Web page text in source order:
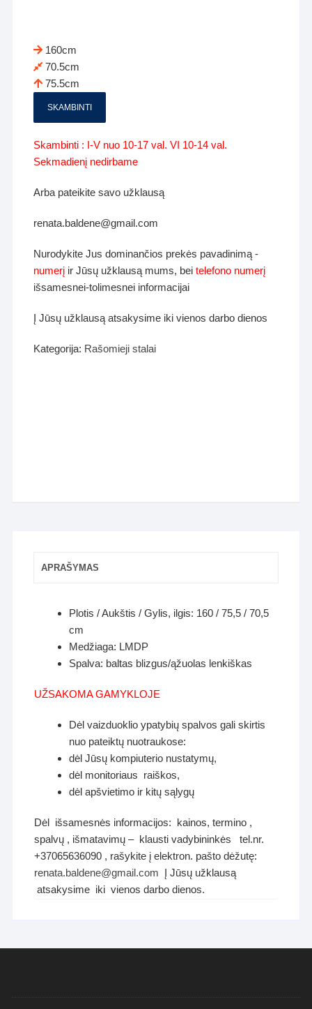
160cm
70.5cm
75.5cm
SKAMBINTI
Skambinti : I-V nuo 10-17 val. VI 10-14 val.
Sekmadienį nedirbame
Arba pateikite savo užklausą
renata.baldene@gmail.com
Nurodykite Jus dominančios prekės pavadinimą -
numerį ir Jūsų užklausą mums, beitelefono numerį
išsamesnei-tolimesnei informacijai
Į Jūsų užklausą atsakysime iki vienos darbo dienos
Kategorija: Rašomieji stalai
APRAŠYMAS
Plotis / Aukštis / Gylis, ilgis: 160 / 75,5 / 70,5
cm
Medžiaga: LMDP
Spalva: baltas blizgus/ąžuolas lenkiškas
UŽSAKOMA GAMYKLOJE
Dėl vaizduoklio ypatybių spalvos gali skirtis
nuo pateiktų nuotraukose:
dėl Jūsų kompiuterio nustatymų,
dėl monitoriaus raiškos,
dėl apšvietimo ir kitų sąlygų
Dėl išsamesnės informacijos: kainos, termino ,
spalvų , išmatavimų – klausti vadybininkės tel.nr.
+37065636090 , rašykite į elektron. pašto dėžutę:
renata.baldene@gmail.com Į Jūsų užklausą
atsakysime iki vienos darbo dienos.